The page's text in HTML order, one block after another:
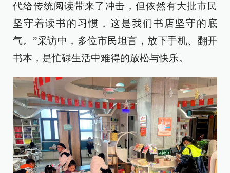
代给传统阅读带来了冲击，但依然有大批市民
坚守着读书的习惯，这是我们书店坚守的底
气。”采访中，多位市民坦言，放下手机、翻开
书本，是忙碌生活中难得的放松与快乐。